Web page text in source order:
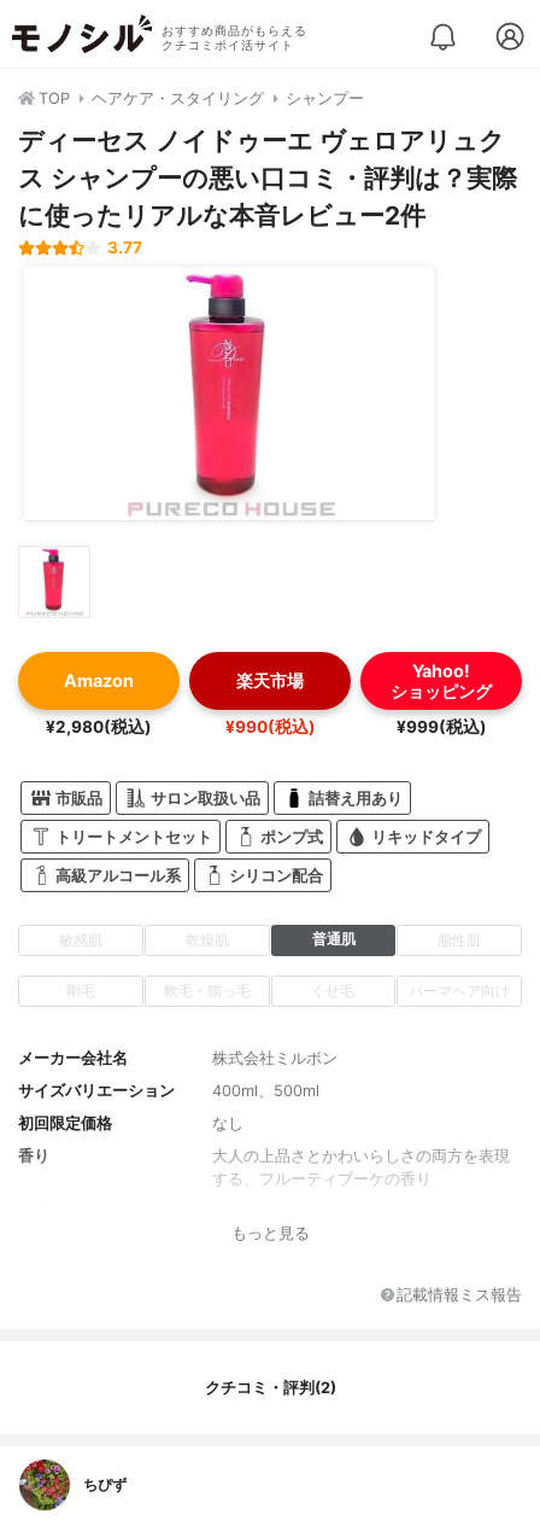
おすすめ商品がもらえる
クチコミポイ活サイト
TOP ヘアケア・スタイリング シャンプー
ディーセス ノイドゥーエ ヴェロアリュク
ス シャンプーの悪い口コミ・評判は？実際
に使ったリアルな本音レビュー2件
3.77
Amazon
¥2,980(税込)
楽天市場
¥990(税込)
Yahoo!
ショッピング
¥999(税込)
市販品 サロン取扱い品 詰替え用あり
トリートメントセット ポンプ式 リキッドタイプ
高級アルコール系 シリコン配合
敏感肌 乾燥肌 普通肌 脂性肌
剛毛 軟毛・猫っ毛 くせ毛 パーマヘア向け
メーカー会社名
株式会社ミルボン
サイズバリエーション
400ml、500ml
初回限定価格
なし
香り
大人の上品さとかわいらしさの両方を表現
する、フルーティブーケの香り
ａ、DPG、ココイルリンゴアミノ酸Nａ、
ラミドウロイルベタイン、水添レシチン、
リル/オクチルドデシル)、グリチルリチン酸
もっと見る
記載情報ミス報告
クチコミ・評判(2)
ちぴず